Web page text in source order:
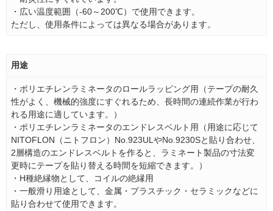
・広い温度範囲（-60～200℃）で使用できます。
ただし、使用条件によっては異なる場合があります。
用途
・ポリエチレンラミネータのロールラッピング用（テープの耐久
性がよく、機械的強度にすぐれるため、長時間の連続作業が行わ
れる用途に適しています。）
・ポリエチレンラミネータのエンドレスベルト用（用途に応じて
NITOFLON（ニトフロン）No.923ULやNo.9230Sと貼り合わせ、
2層構造のエンドレスベルトを作ると、ラミネート製品の寸法変
更時にテープを貼り替える時間を短縮できます。）
・H種絶縁物として、コイルの絶縁用
・一般滑り用途として、金属・プラスチック・セラミックなどに
貼り合わせて使用できます。